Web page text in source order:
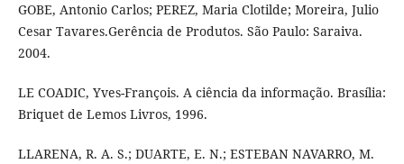
GOBE, Antonio Carlos; PEREZ, Maria Clotilde; Moreira, Julio
Cesar Tavares.Gerência de Produtos. São Paulo: Saraiva.
2004.
LE COADIC, Yves-François. A ciência da informação. Brasília:
Briquet de Lemos Livros, 1996.
LLARENA, R. A. S.; DUARTE, E. N.; ESTEBAN NAVARRO, M.